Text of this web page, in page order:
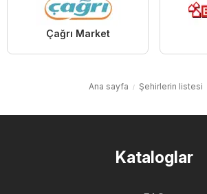
Çağrı Market
Ana sayfa Şehirlerin listesi
Kataloglar